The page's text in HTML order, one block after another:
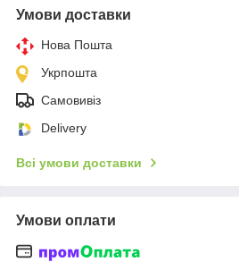
Умови доставки
Нова Пошта
Укрпошта
Самовивіз
Delivery
Всі умови доставки
Умови оплати